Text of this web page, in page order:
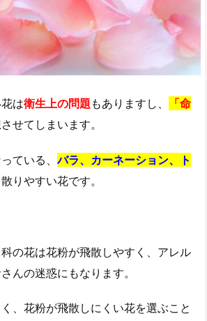
は衛生上の問題 もありますし、
「命
せてしまいます。
ている、バラ、カーネーション、ト
りやすい花です。
の花は花粉が飛散しやすく、アレル
んの迷惑にもなります。
、花粉が飛散しにくい花を選ぶこと